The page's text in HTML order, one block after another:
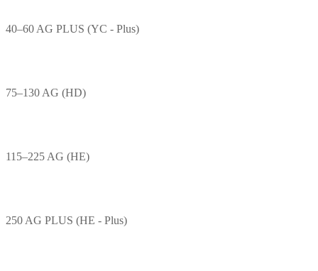
40–60 AG PLUS (YC - Plus)
75–130 AG (HD)
115–225 AG (HE)
250 AG PLUS (HE - Plus)